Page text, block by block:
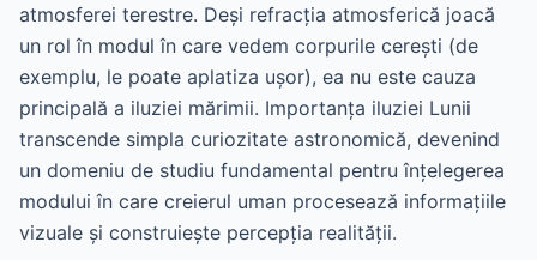
atmosferei terestre. Deși refracția atmosferică joacă
un rol în modul în care vedem corpurile cerești (de
exemplu, le poate aplatiza ușor), ea nu este cauza
principală a iluziei mărimii. Importanța iluziei Lunii
transcende simpla curiozitate astronomică, devenind
un domeniu de studiu fundamental pentru înțelegerea
modului în care creierul uman procesează informațiile
vizuale și construiește percepția realității.